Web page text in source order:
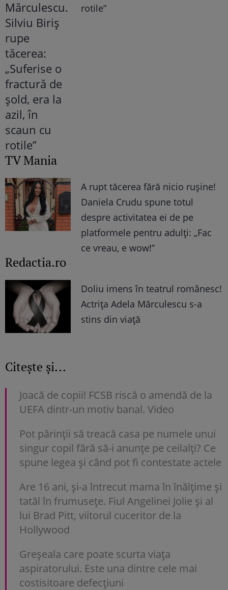
rotile”
TV Mania
A rupt tăcerea fără nicio rușine!
Daniela Crudu spune totul
despre activitatea ei de pe
platformele pentru adulți: „Fac
ce vreau, e wow!”
Redactia.ro
Doliu imens în teatrul românesc!
Actrița Adela Mărculescu s-a
stins din viață
Citește și...
Joacă de copii! FCSB riscă o amendă de la
UEFA dintr-un motiv banal. Video
Pot părinții să treacă casa pe numele unui
singur copil fără să-i anunțe pe ceilalți? Ce
spune legea și când pot fi contestate actele
Are 16 ani, și-a întrecut mama în înălțime și
tatăl în frumusețe. Fiul Angelinei Jolie și al
lui Brad Pitt, viitorul cuceritor de la
Hollywood
Greșeala care poate scurta viața
aspiratorului. Este una dintre cele mai
costisitoare defecțiuni